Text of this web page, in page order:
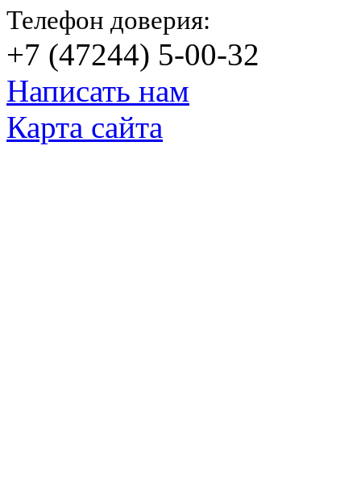
Телефон доверия:
+7 (47244) 5-00-32
Написать нам
Карта сайта